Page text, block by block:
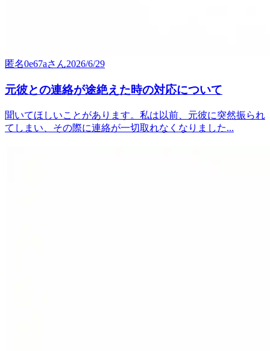
匿名0e67aさん2026/6/29
元彼との連絡が途絶えた時の対応について
聞いてほしいことがあります。私は以前、元彼に突然振られ
てしまい、その際に連絡が一切取れなくなりました...